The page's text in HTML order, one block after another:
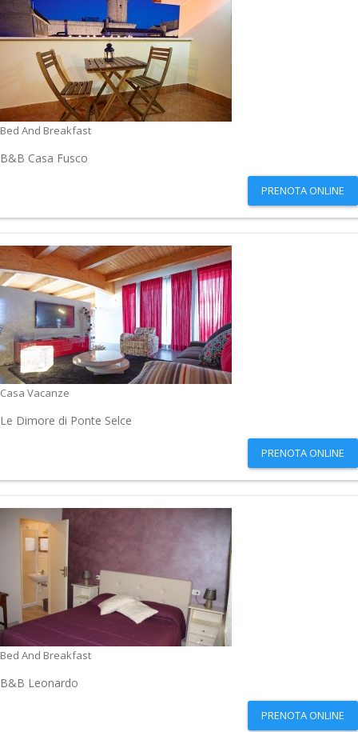
Bed And Breakfast
B&B Casa Fusco
PRENOTA ONLINE
Casa Vacanze
Le Dimore di Ponte Selce
PRENOTA ONLINE
Bed And Breakfast
B&B Leonardo
PRENOTA ONLINE